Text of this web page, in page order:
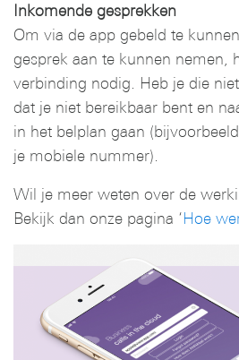
Inkomende gesprekken
Om via de app gebeld te
gesprek aan te kunnen nemen,
verbinding nodig. Heb je die
dat je niet bereikbaar bent en
in het belplan gaan
je mobiele nummer).
Wil je meer weten over de
Bekijk dan onze pagina ‘Hoe